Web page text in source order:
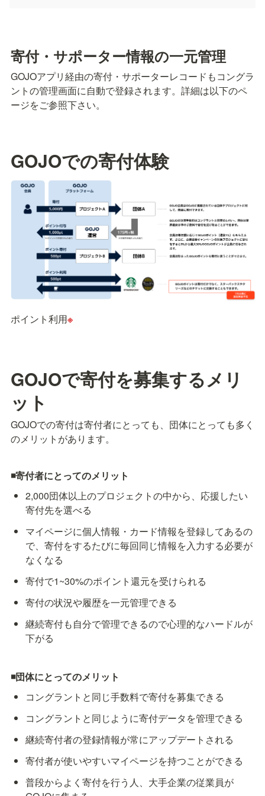
寄付・サポーター情報の一元管理
GOJOアプリ経由の寄付・サポーターレコードもコングラ
ントの管理画面に自動で登録されます。詳細は以下のペ
GOJOでの寄付体験
ポイント利用※
GOJOで寄付を募集するメリ
ット
GOJOでの寄付は寄付者にとっても、団体にとっても多く
のメリットがあります。
◾️寄付者にとってのメリット
2,000団体以上のプロジェクトの中から、応援したい
寄付先を選べる
マイページに個人情報・カード情報を登録してあるの
で、寄付をするたびに毎回同じ情報を入力する必要が
なくなる
寄付で1~30%のポイント還元を受けられる
寄付の状況や履歴を一元管理できる
継続寄付も自分で管理できるので心理的なハードルが
下がる
◾️団体にとってのメリット
コングラントと同じ手数料で寄付を募集できる
コングラントと同じように寄付データを管理できる
継続寄付者の登録情報が常にアップデートされる
寄付者が使いやすいマイページを持つことができる
普段からよく寄付を行う人、大手企業の従業員が